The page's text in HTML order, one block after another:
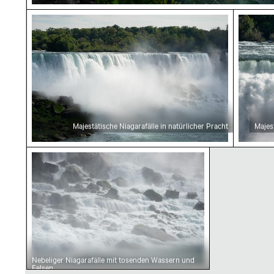
Majestätische Niagarafälle in natürlicher
Majestätische Niagarafälle in natürlicher Pracht
Nebeliger Niagarafälle mit tosenden Wassern
Nebeliger Niagarafälle mit tosenden Wassern und
Felsen